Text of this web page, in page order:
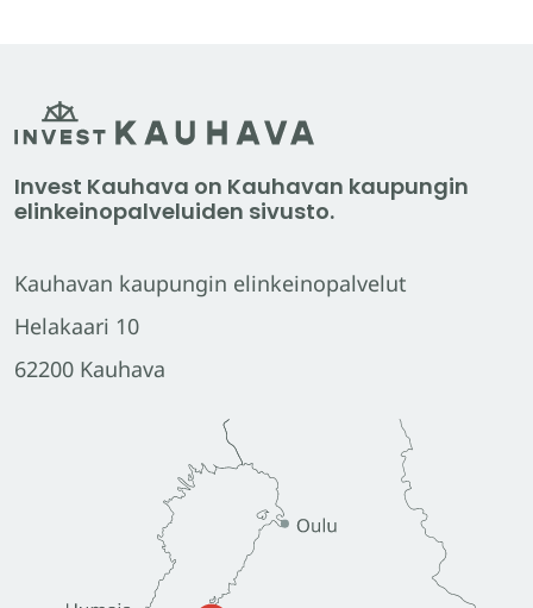
Invest Kauhava on Kauhavan kaupungin
elinkeinopalveluiden sivusto.
Kauhavan kaupungin elinkeinopalvelut
Helakaari 10
62200 Kauhava